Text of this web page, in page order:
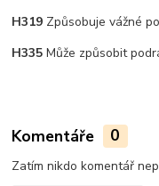
H319 Způsobuje vážné
H335Může způsobit
Komentáře 0
Zatím nikdo komentář